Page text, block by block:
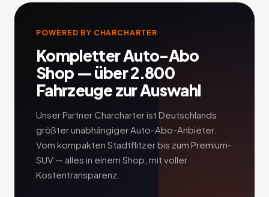
POWERED BY CHARCHARTER
Kompletter Auto-Abo
Shop — über 2.800
Fahrzeuge zur Auswahl
Unser Partner Charcharter ist Deutschlands
größter unabhängiger Auto-Abo-Anbieter.
Vom kompakten Stadtflitzer bis zum Premium-
SUV — alles in einem Shop, mit voller
Kostentransparenz.